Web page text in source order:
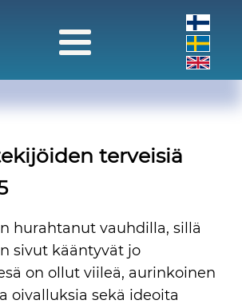
terveisiä
hurahtanut vauhdilla, sillä
sivut kääntyvät jo
on ollut viileä, aurinkoinen
oivalluksia sekä ideoita